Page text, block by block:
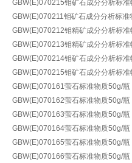
GBW(E)070215钼矿石成分分析标准
GBW(E)070211钼矿石成分分析标准
GBW(E)070212钼精矿成分分析标准
GBW(E)070213钼精矿成分分析标准
GBW(E)070214钼矿石成分分析标准
GBW(E)070215钼矿石成分分析标准
GBW(E)070161萤石标准物质50g/瓶
GBW(E)070162萤石标准物质50g/瓶
GBW(E)070163萤石标准物质50g/瓶
GBW(E)070164萤石标准物质50g/瓶
GBW(E)070165萤石标准物质50g/瓶
GBW(E)070166萤石标准物质50g/瓶